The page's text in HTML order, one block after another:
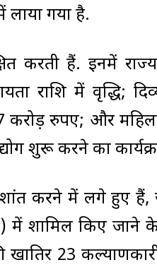
लाया गया है.
करती हैं. इनमें
राशि में वृद्धि;
करोड़ रुपए; और
शुरू करने का
शांत करने में लगे हुए
शामिल किए जाने
23